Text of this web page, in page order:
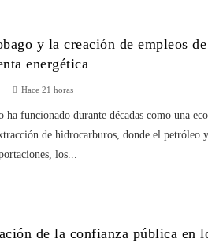
y la creación de empleos
energética
Hace 21 horas
funcionado durante décadas como una
de hidrocarburos, donde el petróleo
los...
de la confianza pública en